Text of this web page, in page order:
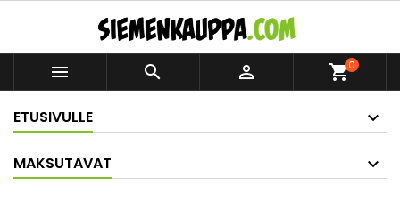
   shopping_cart0
ETUSIVULLE
MAKSUTAVAT